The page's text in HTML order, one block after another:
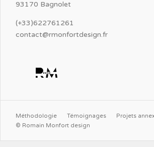
93170 Bagnolet
(+33)622761261
contact@rmonfortdesign.fr
Méthodologie Témoignages Projets
© Romain Monfort design